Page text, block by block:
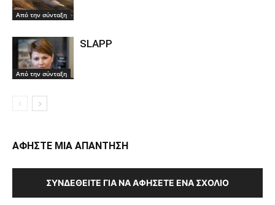
Από την σύνταξη
Από την σύνταξη
SLAPP
ΑΦΗΣΤΕ ΜΙΑ ΑΠΑΝΤΗΣΗ
ΣΥΝΔΕΘΕΊΤΕ ΓΙΑ ΝΑ ΑΦΉΣΕΤΕ ΈΝΑ ΣΧΌΛΙΟ